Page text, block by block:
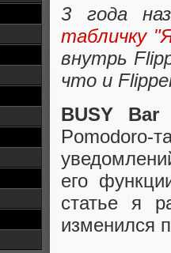
3 года
табличку
внутрь
что и
BUSY Bar
Pomodoro-
его
статье я
изменился